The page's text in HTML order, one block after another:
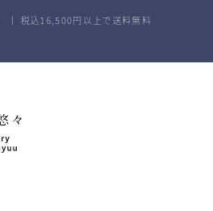
｜ 税込16,500円以上で送料無料